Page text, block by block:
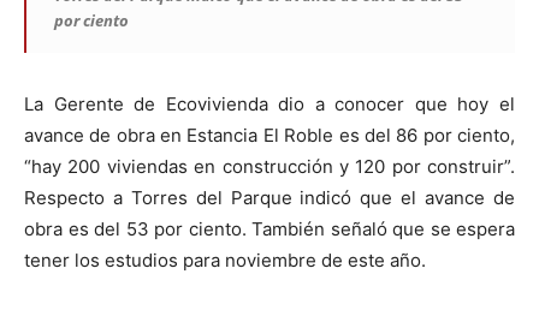
por ciento
La Gerente de Ecovivienda dio a conocer que hoy el
avance de obra en Estancia El Roble es del 86 por ciento,
“hay 200 viviendas en construcción y 120 por construir”.
Respecto a Torres del Parque indicó que el avance de
obra es del 53 por ciento. También señaló que se espera
tener los estudios para noviembre de este año.